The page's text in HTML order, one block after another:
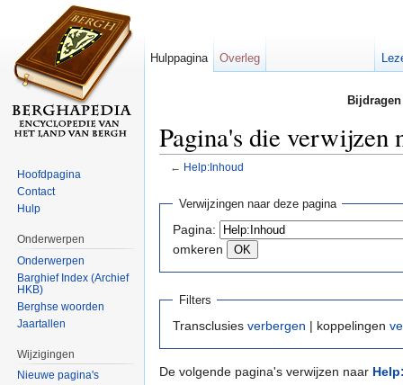
Pagina's die
← Help:Inhoud
Verwijzingen naar deze pagina
Pagina:
omkeren
Filters
Transclusies verbergen | koppelingen
De volgende pagina's verwijzen naar
Hulppagina Overleg
Hoofdpagina
Contact
Hulp
Onderwerpen
Onderwerpen
Barghief Index (Archief
HKB)
Berghse woorden
Jaartallen
Wijzigingen
Nieuwe pagina's